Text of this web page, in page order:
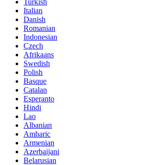
Turkish
Italian
Danish
Romanian
Indonesian
Czech
Afrikaans
Swedish
Polish
Basque
Catalan
Esperanto
Hindi
Lao
Albanian
Amharic
Armenian
Azerbaijani
Belarusian